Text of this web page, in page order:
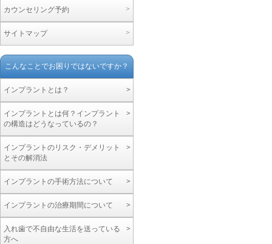
カウンセリング予約 >
サイトマップ >
こんなことでお困りではないですか？
インプラントとは？
インプラントとは何？インプラント
の構造はどうなっているの？
インプラントのリスク・デメリット
とその解消法
インプラントの手術方法について
インプラントの治療期間について
入れ歯で不自由な生活を送っている
方へ